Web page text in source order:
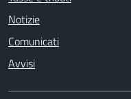
Notizie
Comunicati
Avvisi